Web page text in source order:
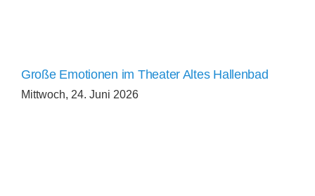
Große Emotionen im Theater Altes Hallenbad
Mittwoch, 24. Juni 2026